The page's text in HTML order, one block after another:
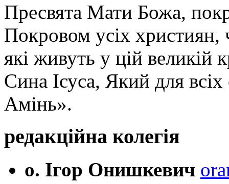
Пресвята Мати Божа,
Покровом усіх християн,
які живуть у цій великій
Сина Ісуса, Який для
Амінь».
редакційна колегія
о. Ігор Онишкевич